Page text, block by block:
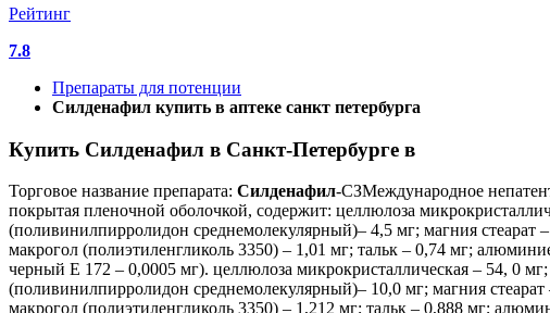
Рейтинг
7.8
Препараты для потенции
Силденафил купить в аптеке санкт петербурга
Купить Силденафил в Санкт-Петербурге в
Торговое название препарата: Силденафил-СЗМеждународное
покрытая пленочной оболочкой, содержит: целлюлоза
(поливинилпирролидон среднемолекулярный)– 4,5 мг; магния
макрогол (полиэтиленгликоль 3350) – 1,01 мг; тальк – 0,74 мг;
черный Е 172 – 0,0005 мг). целлюлоза микрокристаллическая – 54, 0
(поливинилпирролидон среднемолекулярный)– 10,0 мг; магния
макрогол (полиэтиленгликоль 3350) – 1,212 мг; тальк – 0,888 мг;